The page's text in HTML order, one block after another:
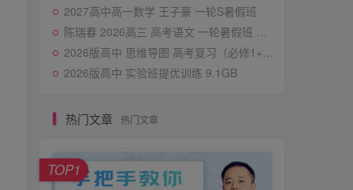
2027高中高一数学 王子豪 一轮S暑假班
陈瑞春 2026高三 高考语文 一轮暑假班 更新中
2026版高中 思维导图 高考复习（必修1+2） 化学
2026版高中 实验班提优训练 9.1GB
热门文章 热门文章
TOP1